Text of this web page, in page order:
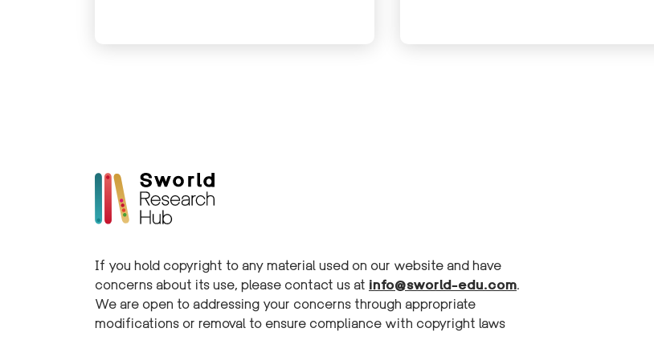
If you hold copyright to any material used on our website and have
concerns about its use, please contact us at info@sworld-edu.com.
We are open to addressing your concerns through appropriate
modifications or removal to ensure compliance with copyright laws